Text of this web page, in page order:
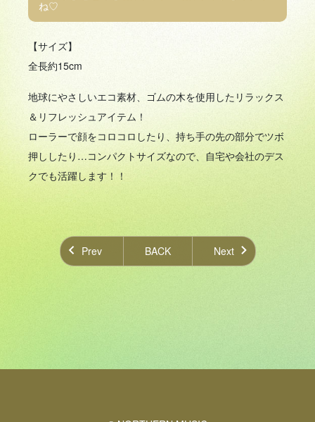
ね♡
【サイズ】
全長約15cm
地球にやさしいエコ素材、ゴムの木を使用したリラックス
＆リフレッシュアイテム！
ローラーで顔をコロコロしたり、持ち手の先の部分でツボ
押ししたり…コンパクトサイズなので、自宅や会社のデス
クでも活躍します！！
Prev BACK Next